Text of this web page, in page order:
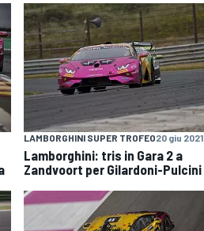
LAMBORGHINI SUPER TROFEO20 giu 2021
Lamborghini: tris in Gara 2 a
Zandvoort per Gilardoni-Pulcini